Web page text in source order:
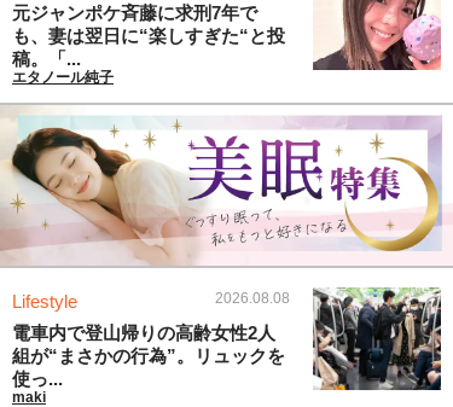
元ジャンポケ斉藤に求刑7年で
も、妻は翌日に“楽しすぎた“と投
稿。「...
エタノール純子
Lifestyle 2026.08.08
電車内で登山帰りの高齢女性2人
組が“まさかの行為”。リュックを
使っ...
maki